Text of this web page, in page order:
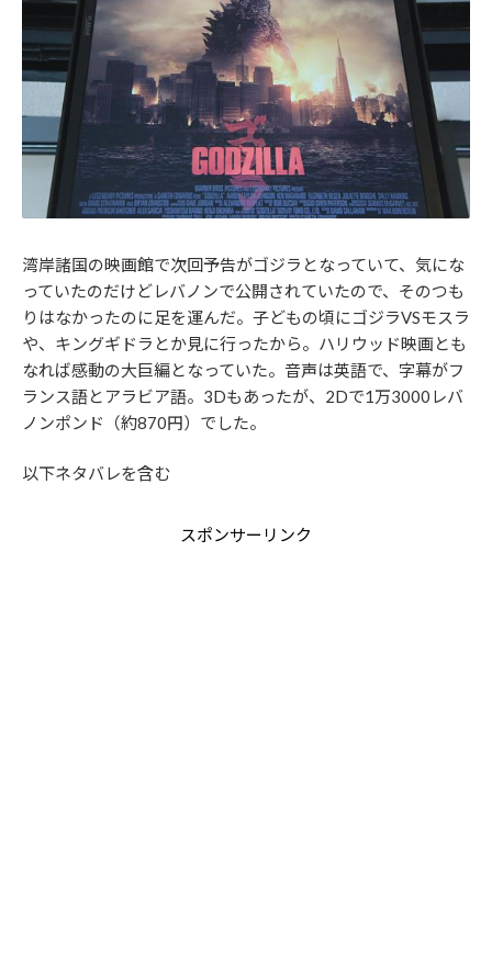
湾岸諸国の映画館で次回予告がゴジラとなっていて、気にな
っていたのだけどレバノンで公開されていたので、そのつも
りはなかったのに足を運んだ。子どもの頃にゴジラVSモスラ
や、キングギドラとか見に行ったから。ハリウッド映画とも
なれば感動の大巨編となっていた。音声は英語で、字幕がフ
ランス語とアラビア語。3Dもあったが、2Dで1万3000レバ
ノンポンド（約870円）でした。
以下ネタバレを含む
スポンサーリンク